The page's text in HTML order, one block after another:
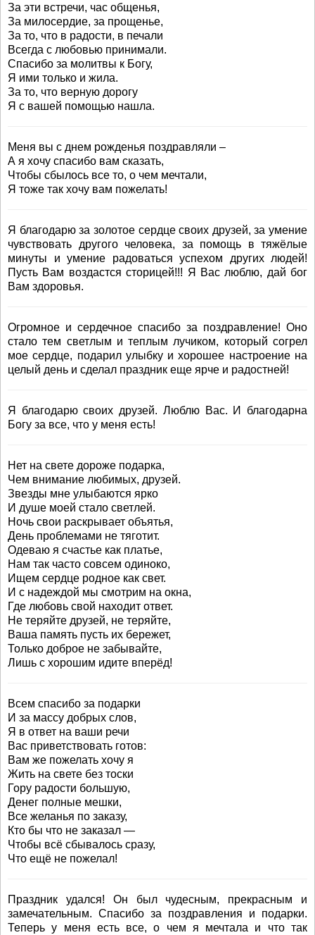
За эти встречи, час общенья,
За милосердие, за прощенье,
За то, что в радости, в печали
Всегда с любовью принимали.
Спасибо за молитвы к Богу,
Я ими только и жила.
За то, что верную дорогу
Я с вашей помощью нашла.
Меня вы с днем рожденья поздравляли –
А я хочу спасибо вам сказать,
Чтобы сбылось все то, о чем мечтали,
Я тоже так хочу вам пожелать!
Я благодарю за золотое сердце своих друзей, за умение
чувствовать другого человека, за помощь в тяжёлые
минуты и умение радоваться успехом других людей!
Пусть Вам воздастся сторицей!!! Я Вас люблю, дай бог
Вам здоровья.
Огромное и сердечное спасибо за поздравление! Оно
стало тем светлым и теплым лучиком, который согрел
мое сердце, подарил улыбку и хорошее настроение на
целый день и сделал праздник еще ярче и радостней!
Я благодарю своих друзей. Люблю Вас. И благодарна
Богу за все, что у меня есть!
Нет на свете дороже подарка,
Чем внимание любимых, друзей.
Звезды мне улыбаются ярко
И душе моей стало светлей.
Ночь свои раскрывает объятья,
День проблемами не тяготит.
Одеваю я счастье как платье,
Нам так часто совсем одиноко,
Ищем сердце родное как свет.
И с надеждой мы смотрим на окна,
Где любовь свой находит ответ.
Не теряйте друзей, не теряйте,
Ваша память пусть их бережет,
Только доброе не забывайте,
Лишь с хорошим идите вперёд!
Всем спасибо за подарки
И за массу добрых слов,
Я в ответ на ваши речи
Вас приветствовать готов:
Вам же пожелать хочу я
Жить на свете без тоски
Гору радости большую,
Денег полные мешки,
Все желанья по заказу,
Кто бы что не заказал —
Чтобы всё сбывалось сразу,
Что ещё не пожелал!
Праздник удался! Он был чудесным, прекрасным и
замечательным. Спасибо за поздравления и подарки.
Теперь у меня есть все, о чем я мечтала и что так